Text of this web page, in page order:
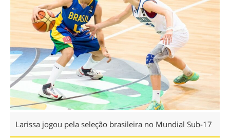
Larissa jogou pela seleção brasileira no Mundial Sub-17